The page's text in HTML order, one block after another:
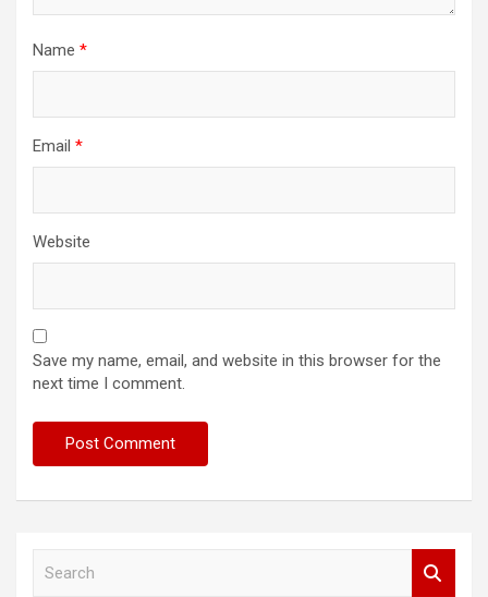
Name *
Email *
Website
Save my name, email, and website in this browser for the
next time I comment.